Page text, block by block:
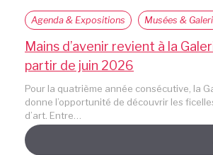
Agenda & Expositions Musées &
Mains d’avenir revient à la
partir de juin 2026
Pour la quatrième année consécutive, la
donne l’opportunité de découvrir les
d’art. Entre…